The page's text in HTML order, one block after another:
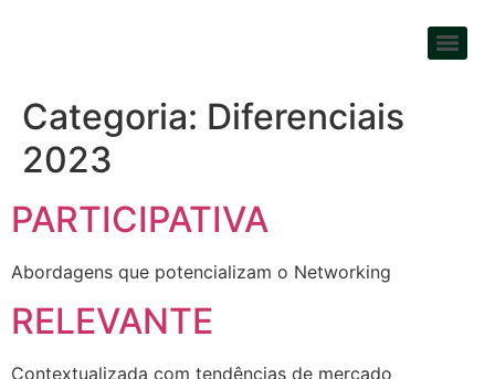
Categoria: Diferenciais
2023
PARTICIPATIVA
Abordagens que potencializam o Networking
RELEVANTE
Contextualizada com tendências de mercado